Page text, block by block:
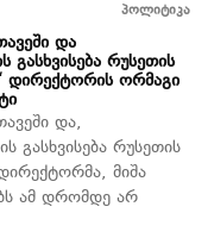
პოლიტიკა
და
რუსეთის
დირექტორის ორმაგი
და,
გასხვისება რუსეთის
მიშა
ამ დრომდე არ